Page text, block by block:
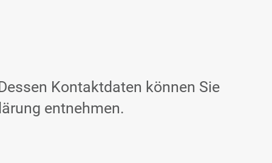
Kontaktdaten können Sie
entnehmen.